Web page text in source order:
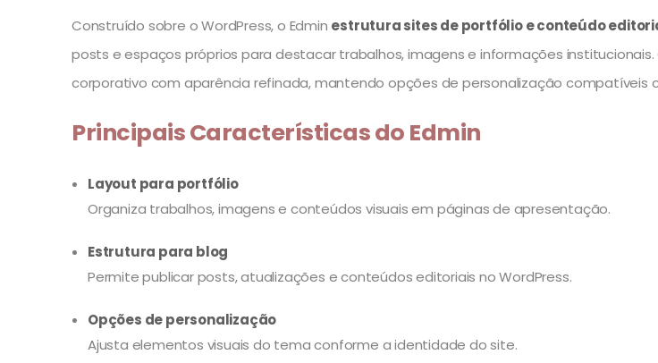
Construído sobre o WordPress, o Edmin estrutura sites de portfólio e conteúdo
posts e espaços próprios para destacar trabalhos, imagens e informações
corporativo com aparência refinada, mantendo opções de personalização compatíveis
Principais Características do Edmin
Layout para portfólio
Organiza trabalhos, imagens e conteúdos visuais em páginas de apresentação.
Estrutura para blog
Permite publicar posts, atualizações e conteúdos editoriais no WordPress.
Opções de personalização
Ajusta elementos visuais do tema conforme a identidade do site.